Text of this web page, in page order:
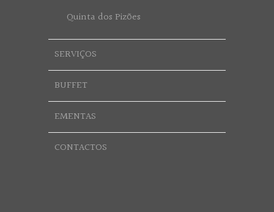
Quinta dos Pizões
SERVIÇOS
BUFFET
EMENTAS
CONTACTOS